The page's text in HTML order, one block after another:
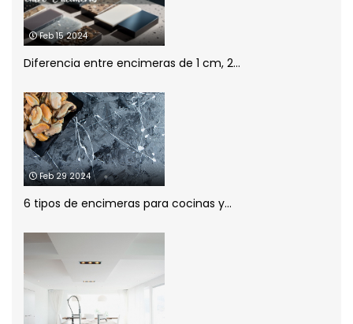
Planificación de la cocina(1)
Sin categoría(1)
Feb 15 2024
Diferencia entre encimeras de 1 cm, 2...
Feb 29 2024
6 tipos de encimeras para cocinas y...